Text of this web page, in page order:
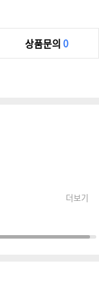
상품문의 0
더보기